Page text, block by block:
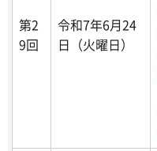
第2
9回
令和7年6月24
日（火曜日）